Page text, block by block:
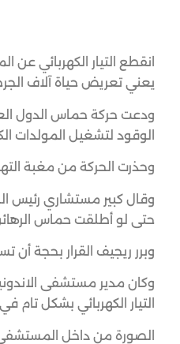
انقطع التيار الكهربائي
يعني تعريض حياة آلاف
ودعت حركة حماس الدول
الوقود لتشغيل المولدات
وحذرت الحركة من مغبة
وقال كبير مستشاري رئيس
حتى لو أطلقت حماس
وبرر ريجيف القرار بحجة أن
وكان مدير مستشفى
التيار الكهربائي بشكل
الصورة من داخل